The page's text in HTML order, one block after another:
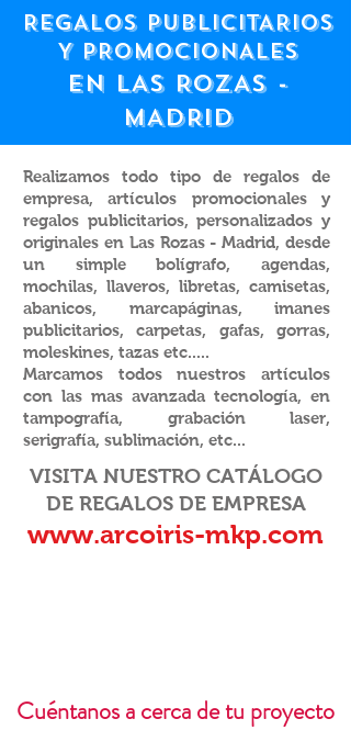
REGALOS PUBLICITARIOS
Y PROMOCIONALES
EN LAS ROZAS -
MADRID
Realizamos todo tipo de regalos de
empresa, artículos promocionales y
regalos publicitarios, personalizados y
originales en Las Rozas - Madrid, desde
un simple bolígrafo, agendas,
mochilas, llaveros, libretas, camisetas,
abanicos, marcapáginas, imanes
publicitarios, carpetas, gafas, gorras,
moleskines, tazas etc.....
Marcamos todos nuestros artículos
con las mas avanzada tecnología, en
tampografía, grabación laser,
serigrafía, sublimación, etc...
VISITA NUESTRO CATÁLOGO
DE REGALOS DE EMPRESA
www.arcoiris-mkp.com
Cuéntanos a cerca de tu proyecto